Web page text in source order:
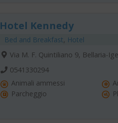
Hotel Kennedy
Bed and Breakfast, Hotel
Via M. F. Quintiliano 9, Bellaria-
0541330294
Animali ammessi
Parcheggio